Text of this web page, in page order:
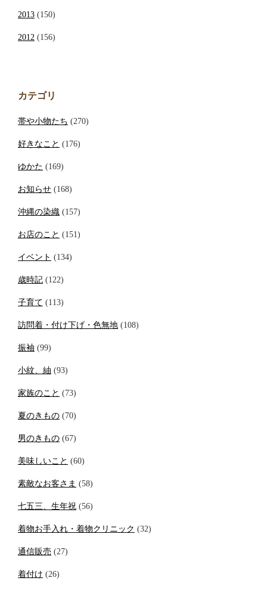
2013 (150)
2012 (156)
カテゴリ
帯や小物たち (270)
好きなこと (176)
ゆかた (169)
お知らせ (168)
沖縄の染織 (157)
お店のこと (151)
イベント (134)
歳時記 (122)
子育て (113)
訪問着・付け下げ・色無地 (108)
振袖 (99)
小紋、紬 (93)
家族のこと (73)
夏のきもの (70)
男のきもの (67)
美味しいこと (60)
素敵なお客さま (58)
七五三、生年祝 (56)
着物お手入れ・着物クリニック (32)
通信販売 (27)
着付け (26)